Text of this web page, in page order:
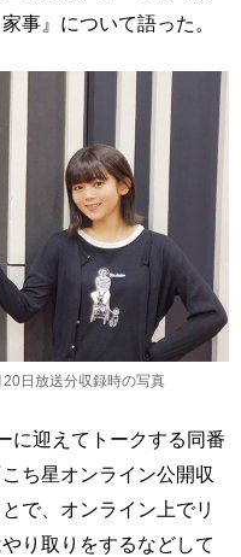
事』について語った。
日放送分収録時の写真
に迎えてトークする同番
ち星オンライン公開収
で、オンライン上でリ
り取りをするなどして